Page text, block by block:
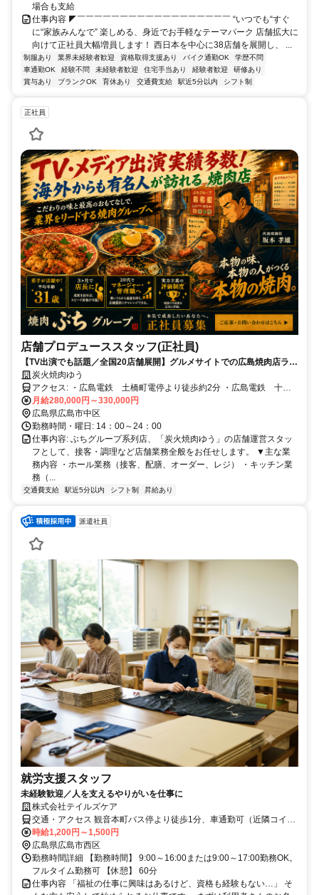
場合も支給
仕事内容 ◤￣￣￣￣￣￣￣￣￣￣￣￣￣￣￣￣￣￣ “いつでも“すぐ
に“家族みんなで” 楽しめる、身近でお手軽なテーマパーク 店舗拡大に
向けて正社員大幅増員します！ 西日本を中心に38店舗を展開し、 ...
制服あり 業界未経験者歓迎 資格取得支援あり バイク通勤OK
学歴不問
車通勤OK
経験不問 未経験者歓迎 住宅手当あり 経験者歓迎
研修あり
賞与あり
ブランクOK 育休あり 交通費支給 駅近5分以内 シフト制
正社員
店舗プロデューススタッフ(正社員)
【TV出演でも話題／全国20店舗展開】グルメサイトでの広島焼肉店ラン
キング17,000店舗中〈12位〉｜十日市エリアで最も予約の取れないハイ
コスパ焼肉店
炭火焼肉ゆう
アクセス: ・広島電鉄 土橋町電停より徒歩約2分 ・広島電鉄 十日
市町電停より徒歩約2分 ・広島電鉄 本川町電停より徒歩約6分 ・広
島電鉄 小網町電停より徒歩約5分
月給280,000円～330,000円
広島県広島市中区
勤務時間・曜日: 14：00～24：00
仕事内容: ぶちグループ系列店、「炭火焼肉ゆう」の店舗運営スタッ
フとして、接客・調理など店舗業務全般をお任せします。 ▼主な業
務内容 ・ホール業務（接客、配膳、オーダー、レジ） ・キッチン業
務（...
交通費支給 駅近5分以内 シフト制 昇給あり
派遣社員
就労支援スタッフ
未経験歓迎／人を支えるやりがいを仕事に
株式会社テイルズケア
交通・アクセス 観音本町バス停より徒歩1分、車通勤可（近隣コイン
パーキング利用、領収書提出にて日割りで経費精算）
時給1,200円～1,500円
広島県広島市西区
勤務時間詳細 【勤務時間】 9:00～16:00または9:00～17:00勤務OK。
フルタイム勤務可 【休憩】 60分
仕事内容 「福祉の仕事に興味はあるけど、資格も経験もない…」 そ